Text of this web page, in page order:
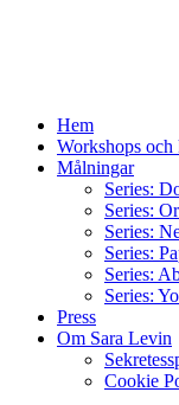
Hem
Workshops och
Målningar
Series:
Series:
Series:
Series:
Series:
Series:
Press
Om Sara Levin
Cookie